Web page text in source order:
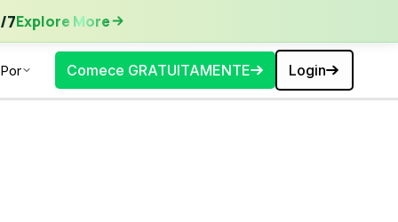
7Explore More
More
Por Comece GRATUITAMENTE Login